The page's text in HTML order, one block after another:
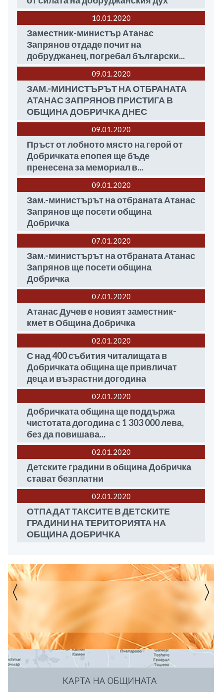
10.01 2020
Заместник-министър Атанас
Запрянов отдаде почит на
добруджанец, погребал български...
09.01 2020
ЗАМ.-МИНИСТЪРЪТ НА ОТБРАНАТА
АТАНАС ЗАПРЯНОВ ПРИСТИГА В
ОБЩИНА ДОБРИЧКА ДНЕС
09.01 2020
Пръст от лобното място на герой от
Добричката епопея ще бъде
пренесена за мемориал в...
09.01 2020
Зам.-министърът на отбраната Атанас
Запрянов ще посети община
Добричка
07.01 2020
Зам.-министърът на отбраната Атанас
Запрянов ще посети община
Добричка
07.01 2020
Атанас Дучев е новият заместник-
кмет в Община Добричка
02.01 2020
С над 400 събития читалищата в
Добричката община ще привличат
деца и възрастни догодина
02.01 2020
Добричката община ще поддържа
чистотата догодина с 1 303 000 лева,
без да повишава...
02.01 2020
Детските градини в община Добричка
стават безплатни
02.01 2020
ОТПАДАТ ТАКСИТЕ В ДЕТСКИТЕ
ГРАДИНИ НА ТЕРИТОРИЯТА НА
ОБЩИНА ДОБРИЧКА